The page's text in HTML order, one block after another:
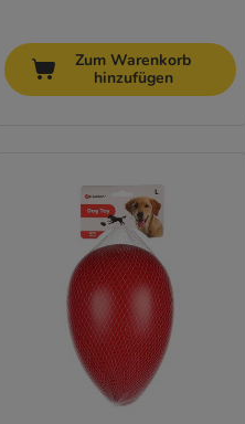
Zum Warenkorb
hinzufügen